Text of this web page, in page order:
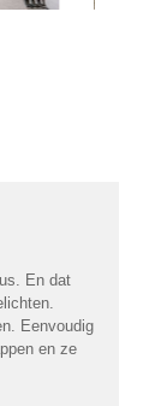
En dat
Eenvoudig
en ze